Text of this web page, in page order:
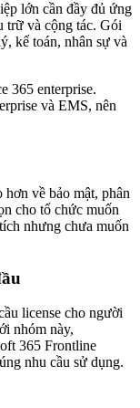
lớn cần đầy đủ ứng
trữ và cộng tác. Gói
kế toán, nhân sự và
365 enterprise.
và EMS, nên
về bảo mật, phân
cho tổ chức muốn
nhưng chưa muốn
license cho người
nhóm này,
365 Frontline
nhu cầu sử dụng.